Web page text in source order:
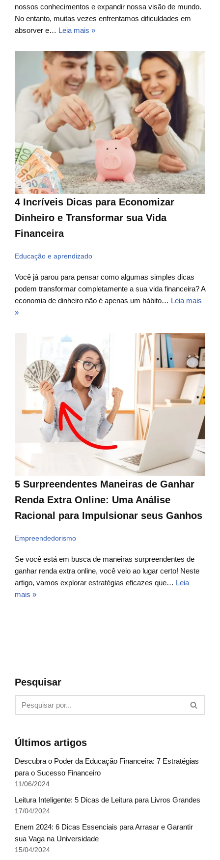
nossos conhecimentos e expandir nossa visão de mundo.
No entanto, muitas vezes enfrentamos dificuldades em
absorver e… Leia mais »
4 Incríveis Dicas para Economizar
Dinheiro e Transformar sua Vida
Financeira
Educação e aprendizado
Você já parou para pensar como algumas simples dicas
podem transformar completamente a sua vida financeira? A
economia de dinheiro não é apenas um hábito… Leia mais
»
5 Surpreendentes Maneiras de Ganhar
Renda Extra Online: Uma Análise
Racional para Impulsionar seus Ganhos
Empreendedorismo
Se você está em busca de maneiras surpreendentes de
ganhar renda extra online, você veio ao lugar certo! Neste
artigo, vamos explorar estratégias eficazes que… Leia
mais »
Pesquisar
Últimos artigos
Descubra o Poder da Educação Financeira: 7 Estratégias
para o Sucesso Financeiro
11/06/2024
Leitura Inteligente: 5 Dicas de Leitura para Livros Grandes
17/04/2024
Enem 2024: 6 Dicas Essenciais para Arrasar e Garantir
sua Vaga na Universidade
15/04/2024